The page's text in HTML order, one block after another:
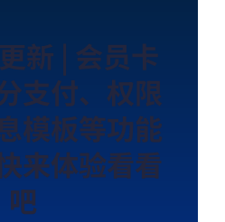
新 | 会员卡
支付、权限
模板等功能
来体验看看
吧